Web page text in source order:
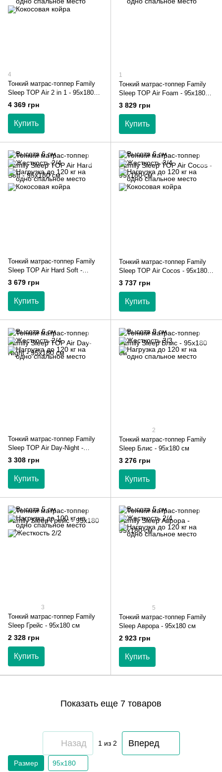
4
Тонкий матрас-топпер Family
Sleep TOP Air 2 in 1 - 95х180
см
4 369 грн
Купить
1
Тонкий матрас-топпер Family
Sleep TOP Air Foam - 95х180
см
3 829 грн
Купить
Тонкий матрас-топпер Family
Sleep TOP Air Hard Soft -
95х180 см
3 679 грн
Купить
Тонкий матрас-топпер Family
Sleep TOP Air Cocos - 95х180
см
3 737 грн
Купить
Тонкий матрас-топпер Family
Sleep TOP Air Day-Night -
95х180 см
3 308 грн
Купить
2
Тонкий матрас-топпер Family
Sleep Блис - 95х180 см
3 276 грн
Купить
3
Тонкий матрас-топпер Family
Sleep Грейс - 95х180 см
2 328 грн
Купить
5
Тонкий матрас-топпер Family
Sleep Аврора - 95х180 см
2 923 грн
Купить
Показать еще 7 товаров
Назад 1из 2 Вперед
Размер 95х180